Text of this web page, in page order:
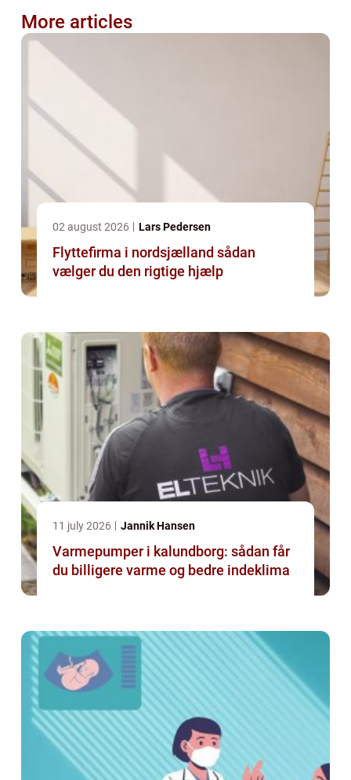
More articles
02 august 2026 Lars Pedersen
Flyttefirma i nordsjælland sådan
vælger du den rigtige hjælp
11 july 2026 Jannik Hansen
Varmepumper i kalundborg: sådan får
du billigere varme og bedre indeklima